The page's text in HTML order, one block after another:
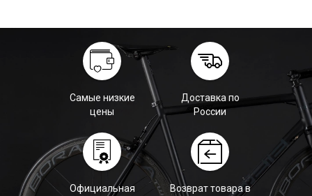
Самые низкие
цены
Доставка по
России
Официальная
Возврат товара в